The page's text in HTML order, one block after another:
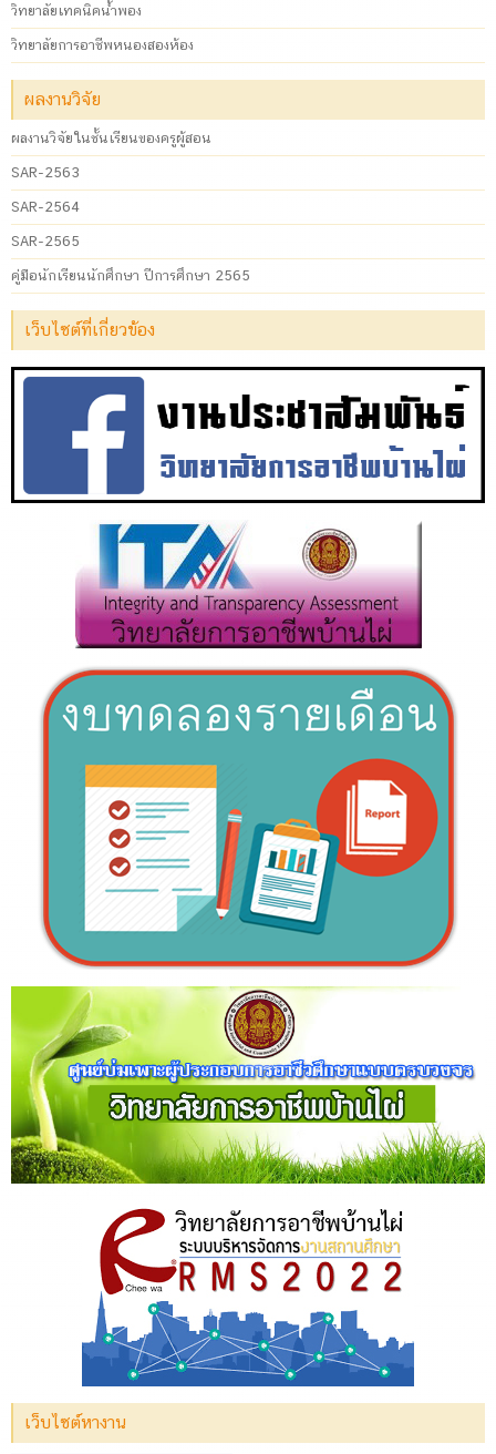
วิทยาลัยเทคนิคน้ำพอง
วิทยาลัยการอาชีพหนองสองห้อง
ผลงานวิจัย
ผลงานวิจัยในชั้นเรียนของครูผู้สอน
SAR-2563
SAR-2564
SAR-2565
คู่มือนักเรียนนักศึกษา ปีการศึกษา 2565
เว็บไซต์ที่เกี่ยวข้อง
เว็บไซต์หางาน